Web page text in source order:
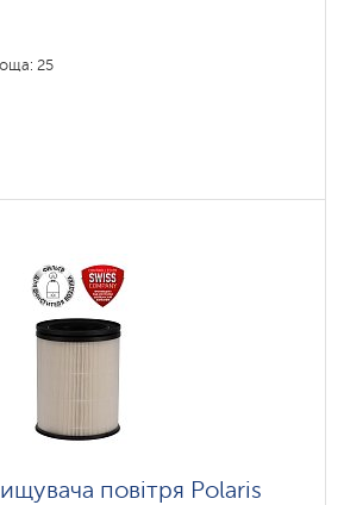
25
повітря Polaris